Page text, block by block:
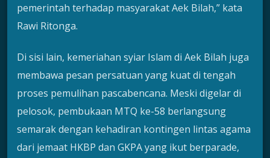
pemerintah terhadap masyarakat Aek Bilah,” kata
Rawi Ritonga.
Di sisi lain, kemeriahan syiar Islam di Aek Bilah juga
membawa pesan persatuan yang kuat di tengah
proses pemulihan pascabencana. Meski digelar di
pelosok, pembukaan MTQ ke-58 berlangsung
semarak dengan kehadiran kontingen lintas agama
dari jemaat HKBP dan GKPA yang ikut berparade,